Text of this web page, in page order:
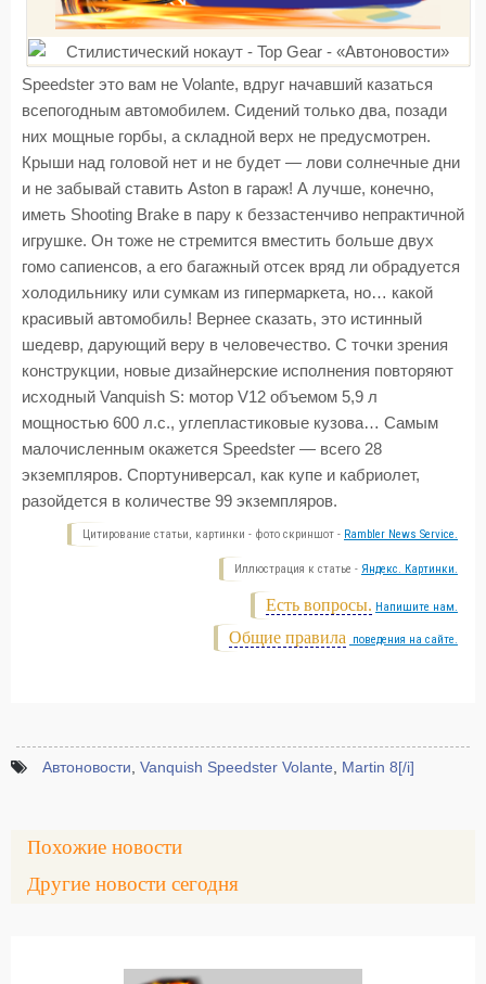
Speedster это вам не Volante, вдруг начавший казаться
всепогодным автомобилем. Сидений только два, позади
них мощные горбы, а складной верх не предусмотрен.
Крыши над головой нет и не будет — лови солнечные дни
и не забывай ставить Aston в гараж! А лучше, конечно,
иметь Shooting Brake в пару к беззастенчиво непрактичной
игрушке. Он тоже не стремится вместить больше двух
гомо сапиенсов, а его багажный отсек вряд ли обрадуется
холодильнику или сумкам из гипермаркета, но… какой
красивый автомобиль! Вернее сказать, это истинный
шедевр, дарующий веру в человечество. С точки зрения
конструкции, новые дизайнерские исполнения повторяют
исходный Vanquish S: мотор V12 объемом 5,9 л
мощностью 600 л.с., углепластиковые кузова… Самым
малочисленным окажется Speedster — всего 28
экземпляров. Спортуниверсал, как купе и кабриолет,
разойдется в количестве 99 экземпляров.
Цитирование статьи, картинки - фото скриншот - Rambler News Service.
Иллюстрация к статье - Яндекс. Картинки.
Есть вопросы. Напишите нам.
Общие правила поведения на сайте.
Автоновости Vanquish Speedster Volante Martin 8[/i]
Похожие новости
Другие новости сегодня